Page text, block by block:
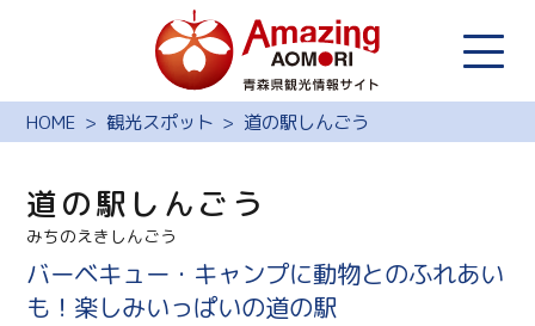
HOME 観光スポット 道の駅しんごう
道の駅しんごう
みちのえきしんごう
バーベキュー・キャンプに動物とのふれあい
も！楽しみいっぱいの道の駅